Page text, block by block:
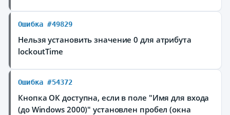
Ошибка #49829
Нельзя установить значение 0 для атрибута
lockoutTime
Ошибка #54372
Кнопка ОК доступна, если в поле "Имя для входа
(до Windows 2000)" установлен пробел (окна